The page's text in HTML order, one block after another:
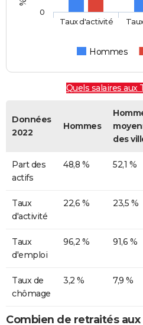
Hommes
Taux d'activité
0
Quels salaires aux
Données
2022
Hommes
des
Part des
actifs
48,8 % 52,1 %
Taux
d'activité
22,6 % 23,5 %
Taux
d'emploi
96,2 % 91,6 %
Taux de
chômage
3,2 % 7,9 %
Combien de retraités